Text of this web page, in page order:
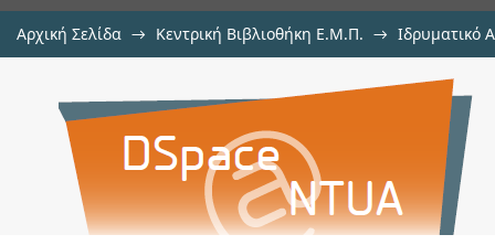
Αρχική Σελίδα → Κεντρική Βιβλιοθήκη Ε.Μ.Π. → Ιδρυματικό
On two types of convergence in